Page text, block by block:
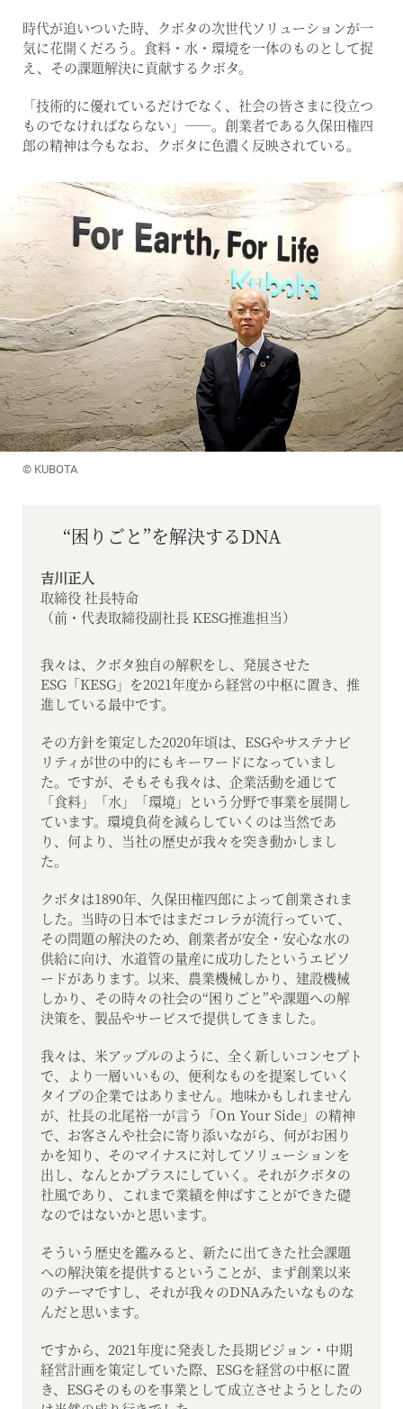
時代が追いついた時、クボタの次世代ソリューションが一
気に花開くだろう。食料・水・環境を一体のものとして捉
え、その課題解決に貢献するクボタ。
「技術的に優れているだけでなく、社会の皆さまに役立つ
ものでなければならない」――。創業者である久保田権四
郎の精神は今もなお、クボタに色濃く反映されている。
© KUBOTA
“困りごと”を解決するDNA
吉川正人
取締役 社長特命
（前・代表取締役副社長 KESG推進担当）
我々は、クボタ独自の解釈をし、発展させた
ESG「KESG」を2021年度から経営の中枢に置き、推
進している最中です。
その方針を策定した2020年頃は、ESGやサステナビ
リティが世の中的にもキーワードになっていまし
た。ですが、そもそも我々は、企業活動を通じて
「食料」「水」「環境」という分野で事業を展開し
ています。環境負荷を減らしていくのは当然であ
り、何より、当社の歴史が我々を突き動かしまし
た。
クボタは1890年、久保田権四郎によって創業されま
した。当時の日本ではまだコレラが流行っていて、
その問題の解決のため、創業者が安全・安心な水の
供給に向け、水道管の量産に成功したというエピソ
ードがあります。以来、農業機械しかり、建設機械
しかり、その時々の社会の“困りごと”や課題への解
決策を、製品やサービスで提供してきました。
我々は、米アップルのように、全く新しいコンセプト
で、より一層いいもの、便利なものを提案していく
タイプの企業ではありません。地味かもしれません
が、社長の北尾裕一が言う「On Your Side」の精神
で、お客さんや社会に寄り添いながら、何がお困り
かを知り、そのマイナスに対してソリューションを
出し、なんとかプラスにしていく。それがクボタの
社風であり、これまで業績を伸ばすことができた礎
なのではないかと思います。
そういう歴史を鑑みると、新たに出てきた社会課題
への解決策を提供するということが、まず創業以来
のテーマですし、それが我々のDNAみたいなものな
んだと思います。
ですから、2021年度に発表した長期ビジョン・中期
経営計画を策定していた際、ESGを経営の中枢に置
き、ESGそのものを事業として成立させようとしたの